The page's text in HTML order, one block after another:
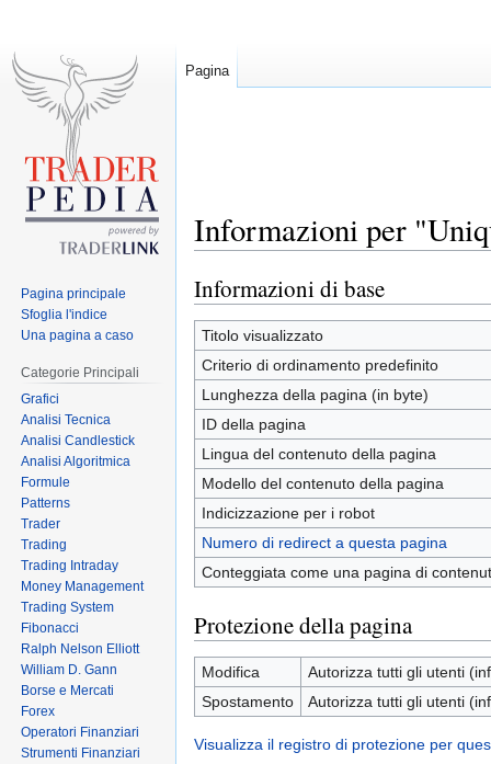
Informazioni per
Jump
to
navigation
Jump
to
search
Informazioni di base
Titolo visualizzato
Criterio di ordinamento predefinito
Lunghezza della pagina (in byte)
ID della pagina
Lingua del contenuto della pagina
Modello del contenuto della pagina
Indicizzazione per i robot
Numero di redirect a questa pagina
Conteggiata come una pagina di
Protezione della pagina
Modifica
Autorizza tutti gli utenti
Spostamento
Autorizza tutti gli utenti
Visualizza il registro di protezione per
Pagina
Pagina principale
Sfoglia l'indice
Una pagina a caso
Categorie Principali
Grafici
Analisi Tecnica
Analisi Candlestick
Analisi Algoritmica
Formule
Patterns
Trader
Trading
Trading Intraday
Money Management
Trading System
Fibonacci
Ralph Nelson Elliott
William D. Gann
Borse e Mercati
Forex
Operatori Finanziari
Strumenti Finanziari